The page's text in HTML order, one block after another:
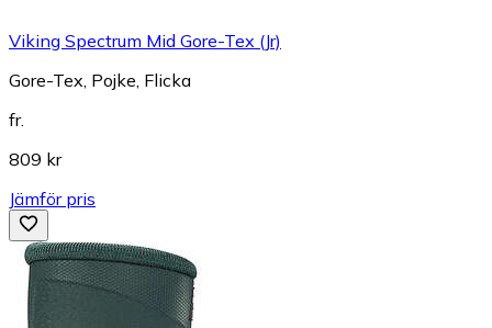
Viking Spectrum Mid Gore-Tex (Jr)
Gore-Tex, Pojke, Flicka
fr.
809 kr
Jämför pris